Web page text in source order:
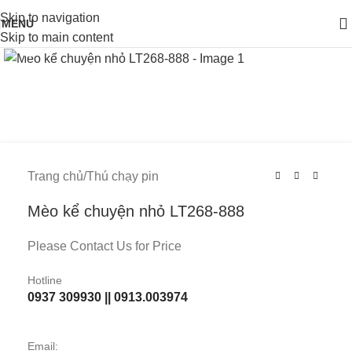
Skip to navigation
Skip to main content
MENU
Click to enlarge
Trang chủ/Thú chạy pin
Mèo kể chuyện nhỏ LT268-888
Please Contact Us for Price
Hotline
0937 309930 || 0913.003974
Email: